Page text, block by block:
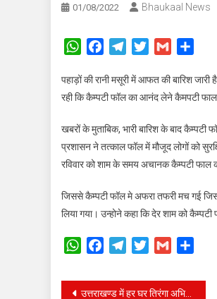
01/08/2022 Bhaukaal News
WhatsAppFacebookTelegramTwitterGmail
पहाड़ों की रानी मसूरी में आफत की बारिश
रही कि कैम्पटी फॉल का आनंद लेने कैमपटी फाल
खबरों के मुताबिक, भारी बारिश के बाद
प्रशासन ने तत्काल फॉल में मौजूद लोगों को
रविवार को शाम के समय अचानक कैम्पटी फाल
जिससे कैम्पटी फॉल मे अफरा तफरी मच गई जिसके
लिया गया। उन्होने कहा कि देर शाम को
WhatsAppFacebookTelegramTwitterGmail
Post
उत्तराखण्ड में हर घर तिरंगा अभियान को सफल बनाने के लिए देहरादून पहुंचे संवित पात्रा, तैयारियों को लेकर मुख्यमंत्री से की विचार विमर्श